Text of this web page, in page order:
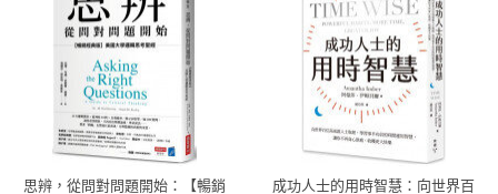
思辨，從問對問題開始：【暢銷
成功人士的用時智慧：向世界百